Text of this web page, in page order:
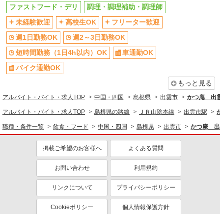
ファストフード・デリ
調理・調理補助・調理師
未経験歓迎
高校生OK
フリーター歓迎
週1日勤務OK
週2～3日勤務OK
短時間勤務（1日4h以内）OK
車通勤OK
バイク通勤OK
もっと見る
アルバイト・バイト・求人TOP 中国・四国 島根県 出雲市 かつ庵 出
アルバイト・バイト・求人TOP 島根県の路線 ＪＲ山陰本線 出雲市駅
職種・条件一覧 飲食・フード 中国・四国 島根県 出雲市 かつ庵 出
掲載ご希望のお客様へ よくある質問
お問い合わせ 利用規約
リンクについて プライバシーポリシー
Cookieポリシー 個人情報保護方針